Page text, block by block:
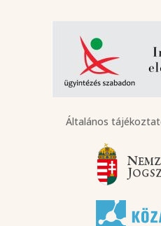
Általános